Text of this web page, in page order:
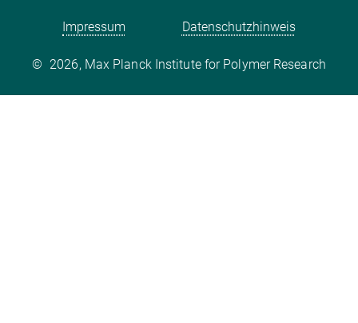
Impressum Datenschutzhinweis
© 2026, Max Planck Institute for Polymer Research